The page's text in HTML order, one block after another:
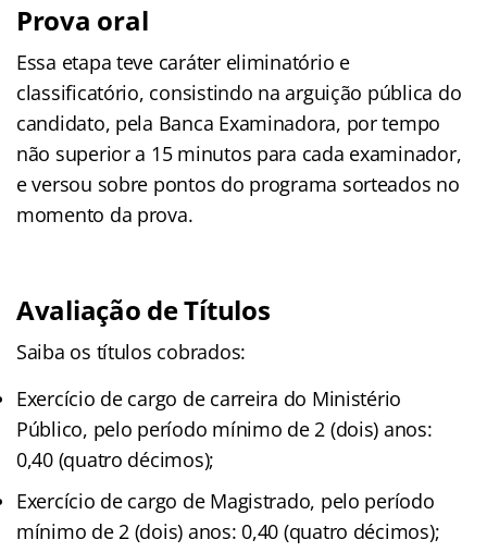
Prova oral
Essa etapa teve caráter eliminatório e
classificatório, consistindo na arguição pública do
candidato, pela Banca Examinadora, por tempo
não superior a 15 minutos para cada examinador,
e versou sobre pontos do programa sorteados no
momento da prova.
Avaliação de Títulos
Saiba os títulos cobrados:
Exercício de cargo de carreira do Ministério
Público, pelo período mínimo de 2 (dois) anos:
0,40 (quatro décimos);
Exercício de cargo de Magistrado, pelo período
mínimo de 2 (dois) anos: 0,40 (quatro décimos);